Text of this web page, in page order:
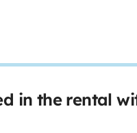
in the rental